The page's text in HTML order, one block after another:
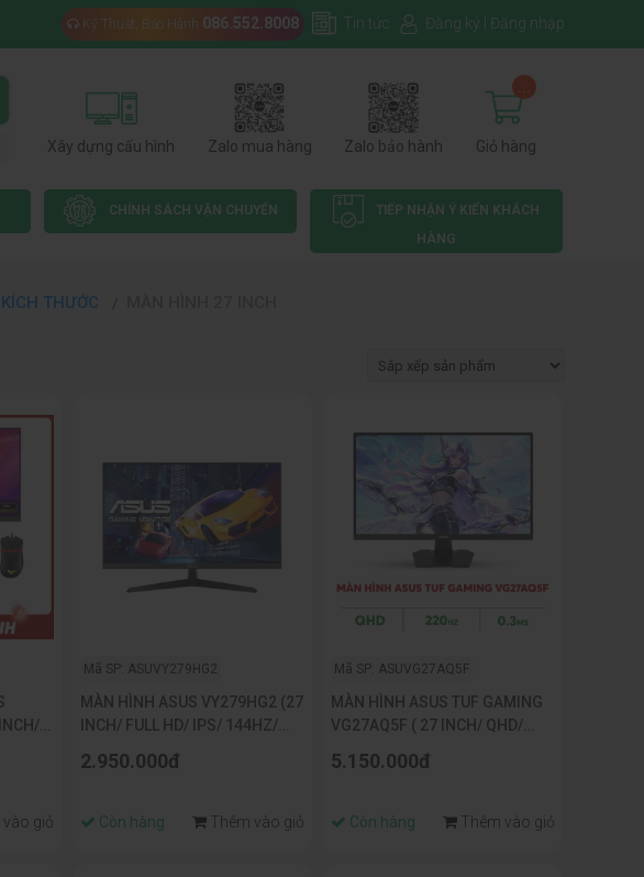
Kỹ Thuật, Bảo Hành 086.552.8008 Tin tức Đăng ký Đăng nhập
Xây dựng cấu hình Zalo mua hàng Zalo bảo hành Giỏ hàng
CHÍNH SÁCH VẬN CHUYỂN
TIẾP NHẬN Ý KIẾN KHÁCH
HÀNG
THƯỚC
giỏ
Mã SP: ASUVY279HG2
MÀN HÌNH ASUS VY279HG2 (27
INCH/ FULL HD/ IPS/ 144HZ/
2.950.000đ
Còn hàng Thêm vào giỏ
Mã SP: ASUVG27AQ5F
MÀN HÌNH ASUS TUF GAMING
VG27AQ5F ( 27 INCH/ QHD/
5.150.000đ
Còn hàng Thêm vào giỏ